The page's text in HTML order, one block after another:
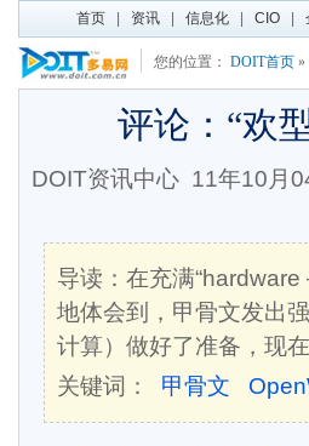
首页 资讯 信息化 CIO
您的位置： DOIT首页 »
评论：“欢
DOIT资讯中心 11年10月
导读：在充满
地体会到，甲骨文发出
计算）做好了准备，现
关键词：
甲骨文